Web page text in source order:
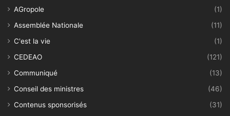
AGropole
(1)
Assemblée Nationale
(11)
C'est la vie
(1)
CEDEAO
(121)
Communiqué
(13)
Conseil des ministres
(46)
Contenus sponsorisés
(31)